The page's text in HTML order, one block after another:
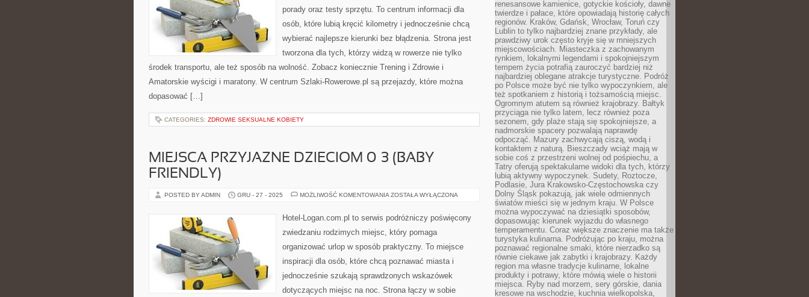
porady oraz testy sprzętu. To centrum informacji dla
osób, które lubią kręcić kilometry i jednocześnie chcą
wybierać najlepsze kierunki bez błądzenia. Strona jest
tworzona dla tych, którzy widzą w rowerze nie tylko
środek transportu, ale też sposób na wolność. Zobacz koniecznie Trening i Zdrowie i
Amatorskie wyścigi i maratony. W centrum Szlaki-Rowerowe.pl są przejazdy, które można
dopasować […]
CATEGORIES: ZDROWIE SEKSUALNE KOBIETY
MIEJSCA PRZYJAZNE DZIECIOM 0–3 (BABY
FRIENDLY)
POSTED BY ADMIN GRU - 27 - 2025 MOŻLIWOŚĆ KOMENTOWANIA MIEJSCA
3
FRIENDLY)
ZOSTAŁA WYŁĄCZONA
Hotel-Logan.com.pl to serwis podróżniczy poświęcony
zwiedzaniu rodzimych miejsc, który pomaga
organizować urlop w sposób praktyczny. To miejsce
inspiracji dla osób, które chcą poznawać miasta i
jednocześnie szukają sprawdzonych wskazówek
dotyczących miejsc na noc. Strona łączy w sobie
renesansowe kamienice, gotyckie kościoły, dawne
twierdze i pałace, które opowiadają historię całych
regionów. Kraków, Gdańsk, Wrocław, Toruń czy
Lublin to tylko najbardziej znane przykłady, ale
prawdziwy urok często kryje się w mniejszych
miejscowościach. Miasteczka z zachowanym
rynkiem, lokalnymi legendami i spokojniejszym
tempem życia potrafią zauroczyć bardziej niż
najbardziej oblegane atrakcje turystyczne. Podróż
po Polsce może być nie tylko wypoczynkiem, ale
też spotkaniem z historią i tożsamością miejsc.
Ogromnym atutem są również krajobrazy. Bałtyk
przyciąga nie tylko latem, lecz również poza
sezonem, gdy plaże stają się spokojniejsze, a
nadmorskie spacery pozwalają naprawdę
odpocząć. Mazury zachwycają ciszą, wodą i
kontaktem z naturą. Bieszczady wciąż mają w
sobie coś z przestrzeni wolnej od pośpiechu, a
Tatry oferują spektakularne widoki dla tych, którzy
lubią aktywny wypoczynek. Sudety, Roztocze,
Podlasie, Jura Krakowsko-Częstochowska czy
Dolny Śląsk pokazują, jak wiele odmiennych
światów mieści się w jednym kraju. W Polsce
można wypoczywać na dziesiątki sposobów,
dopasowując kierunek wyjazdu do własnego
temperamentu. Coraz większe znaczenie ma także
turystyka kulinarna. Podróżując po kraju, można
poznawać regionalne smaki, które nierzadko są
równie ciekawe jak zabytki i krajobrazy. Każdy
region ma własne tradycje kulinarne, lokalne
produkty i potrawy, które mówią wiele o historii
miejsca. Ryby nad morzem, sery górskie, dania
kresowe na wschodzie, kuchnia wielkopolska,